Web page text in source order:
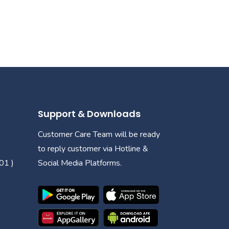
)
Support & Downloads
Customer Care Team will be ready
to reply customer via Hotline &
Social Media Platforms.